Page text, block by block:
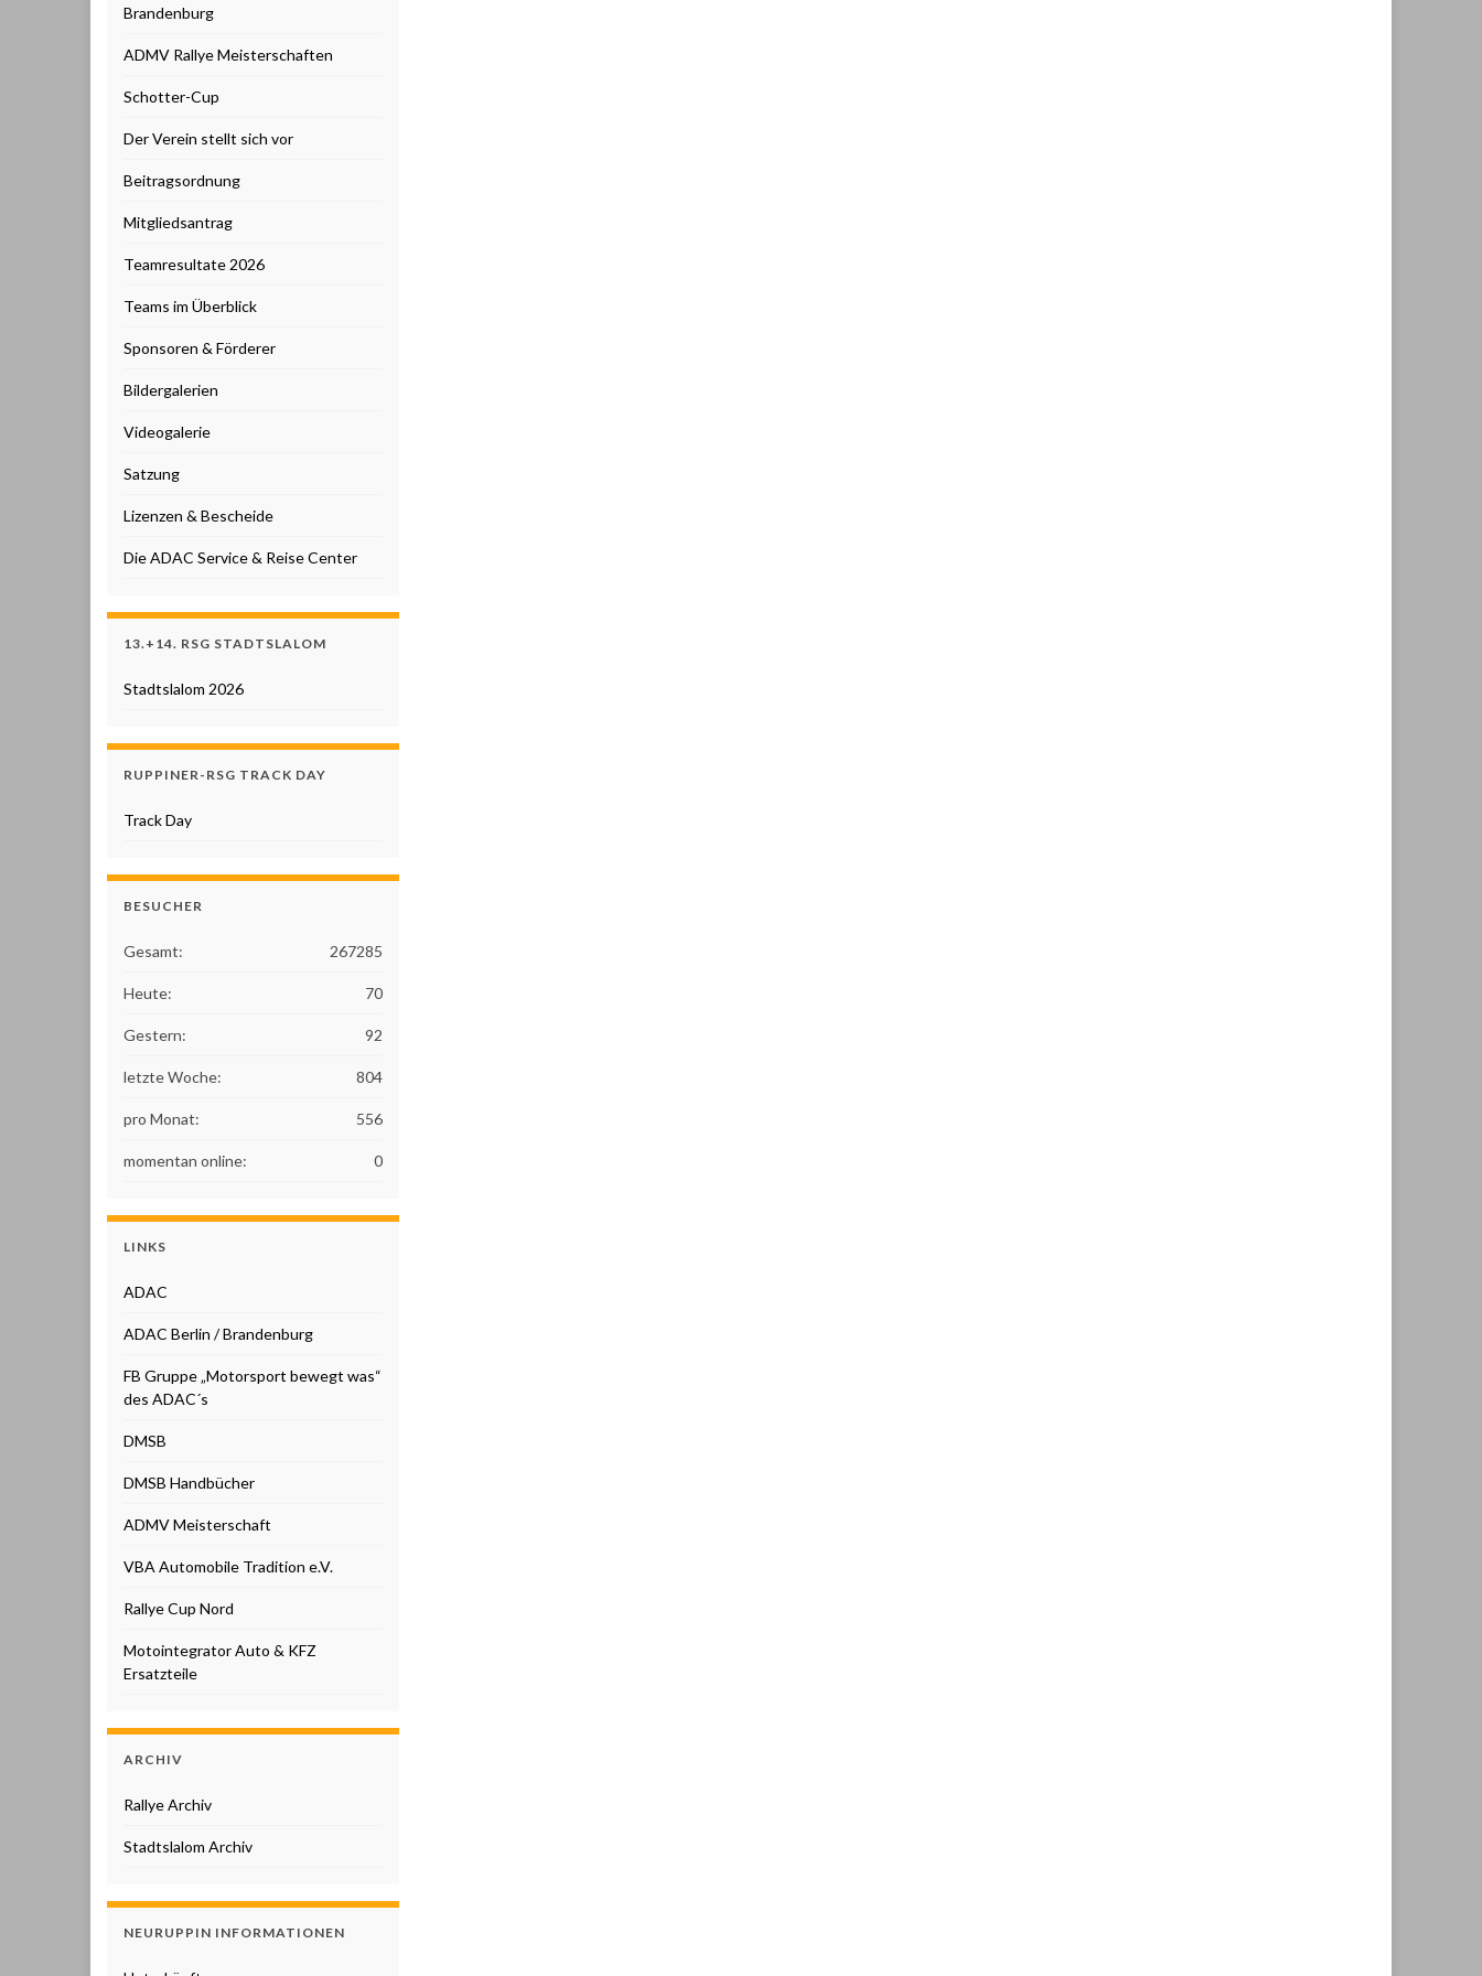
Brandenburg
ADMV Rallye Meisterschaften
Schotter-Cup
Der Verein stellt sich vor
Beitragsordnung
Mitgliedsantrag
Teamresultate 2026
Teams im Überblick
Sponsoren & Förderer
Bildergalerien
Videogalerie
Satzung
Lizenzen & Bescheide
Die ADAC Service & Reise Center
13.+14. RSG STADTSLALOM
Stadtslalom 2026
RUPPINER-RSG TRACK DAY
Track Day
BESUCHER
267285
Gesamt:
70
Heute:
92
Gestern:
804
letzte Woche:
556
pro Monat:
0
momentan online:
LINKS
ADAC
ADAC Berlin / Brandenburg
FB Gruppe „Motorsport bewegt was“
des ADAC´s
DMSB
DMSB Handbücher
ADMV Meisterschaft
VBA Automobile Tradition e.V.
Rallye Cup Nord
Motointegrator Auto & KFZ
Ersatzteile
ARCHIV
Rallye Archiv
Stadtslalom Archiv
NEURUPPIN INFORMATIONEN